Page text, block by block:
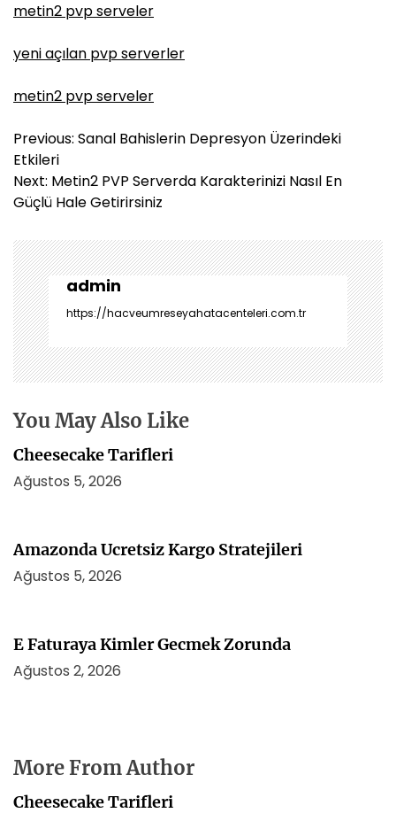
metin2 pvp serveler
yeni açılan pvp serverler
metin2 pvp serveler
Y
a
z
ı
e
z
i
n
m
e
s
Previous: Sanal Bahislerin Depresyon Üzerindeki
Etkileri
Next: Metin2 PVP Serverda Karakterinizi Nasıl En
Güçlü Hale Getirirsiniz
admin
https://hacveumreseyahatacenteleri.com.tr
You May Also Like
Cheesecake Tarifleri
Ağustos 5, 2026
Amazonda Ucretsiz Kargo Stratejileri
Ağustos 5, 2026
E Faturaya Kimler Gecmek Zorunda
Ağustos 2, 2026
More From Author
Cheesecake Tarifleri